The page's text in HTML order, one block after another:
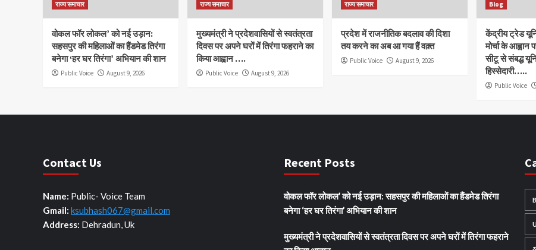
राज्य समाचार
वोकल फॉर लोकल’ को नई उड़ान:
सहसपुर की महिलाओं का हैंडमेड तिरंगा
बनेगा ‘हर घर तिरंगा’ अभियान की शान
Public Voice August 9, 2026
राज्य समाचार
मुख्यमंत्री ने प्रदेशवासियों से स्वतंत्रता
दिवस पर अपने घरों में तिरंगा फहराने का
किया आह्वान ….
Public Voice August 9, 2026
राज्य समाचार
प्रदेश में राजनीतिक बदलाव की दिशा
तय करने का अब आ गया हैं वक़्त
Public Voice August 9, 2026
Blog
केंद्रीय ट्रेड
मोर्चा के
सीटू से संबद्ध
हिस्सेदारी…..
Public Voice
Contact Us
Name: Public- Voice Team
Gmail: ksubhash067@gmail.com
Address: Dehradun, Uk
Recent Posts
वोकल फॉर लोकल’ को नई उड़ान: सहसपुर की महिलाओं का हैंडमेड तिरंगा
बनेगा ‘हर घर तिरंगा’ अभियान की शान
मुख्यमंत्री ने प्रदेशवासियों से स्वतंत्रता दिवस पर अपने घरों में तिरंगा फहराने